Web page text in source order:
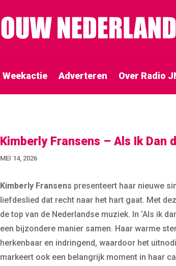
Weekactie Adverteren Over Radio
Kimberly Fransens – Als Ik Dan
MEI 14, 2026
Kimberly Fransens presenteert haar nieuwe
liefdeslied dat recht naar het hart gaat. Met
de top van de Nederlandse muziek. In ‘Als ik
een bijzondere manier samen. Haar warme
herkenbaar en indringend, waardoor het
markeert ook een belangrijk moment in haar